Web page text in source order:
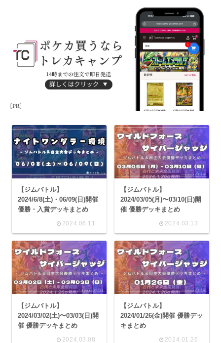
【ジムバトル】
2024/6/8(土)・06/09(日)開催
優勝・入賞デッキまとめ
2024.06.11
【ジムバトル】
2024/03/05(月)〜03/10(日)開
催 優勝デッキまとめ
2024.03.13
【ジムバトル】
2024/03/02(土)〜03/03(日)開
催 優勝デッキまとめ
2024.03.08
【ジムバトル】
2024/01/26(金)開催 優勝デッ
キまとめ
2024.01.26